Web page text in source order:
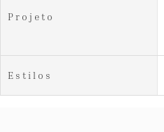
Projeto
Estilos